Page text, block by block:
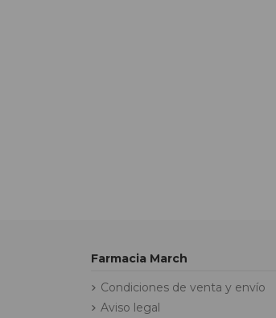
Farmacia March
Condiciones de venta y envío
Aviso legal